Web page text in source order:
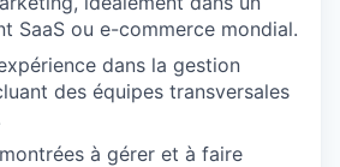
SaaS ou e-commerce mondial.
dans la gestion
des équipes transversales
à gérer et à faire